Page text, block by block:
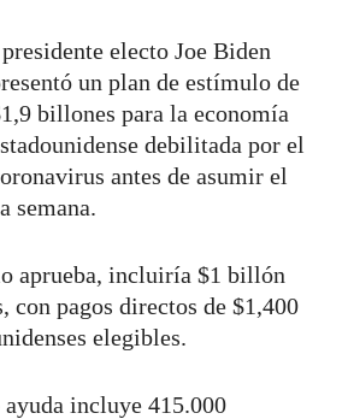
electo Joe Biden
un plan de estímulo de
billones para la economía
debilitada por el
antes de asumir el
semana.
aprueba, incluiría $1 billón
con pagos directos de $1,400
elegibles.
ayuda incluye 415.000